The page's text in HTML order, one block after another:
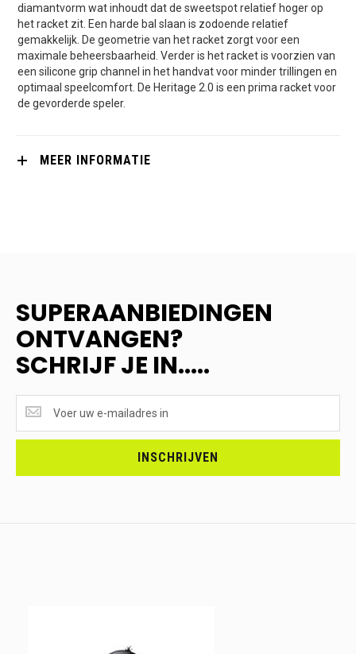
diamantvorm wat inhoudt dat de sweetspot relatief hoger op
het racket zit. Een harde bal slaan is zodoende relatief
gemakkelijk. De geometrie van het racket zorgt voor een
maximale beheersbaarheid. Verder is het racket is voorzien van
een silicone grip channel in het handvat voor minder trillingen en
optimaal speelcomfort. De Heritage 2.0 is een prima racket voor
de gevorderde speler.
MEER INFORMATIE
SUPERAANBIEDINGEN
ONTVANGEN?
SCHRIJF JE IN.....
ONTVANGEN?
<br>SCHRIJF
INSCHRIJVEN